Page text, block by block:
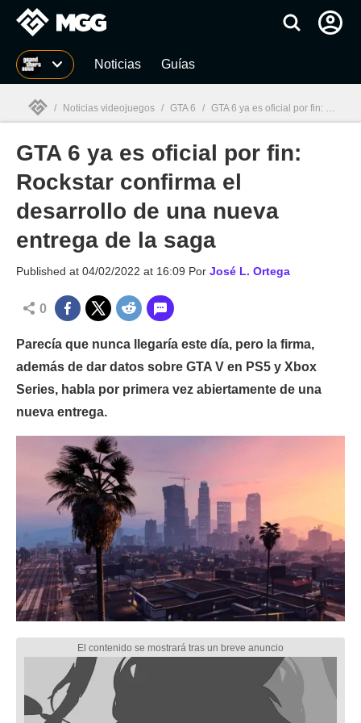
MGG Noticias Guías
MGG
/ Noticias videojuegos / GTA 6 / GTA 6 ya es oficial por fin: Rockstar confirma el desarrollo de una nueva entrega de la saga
GTA 6 ya es oficial por fin:
Rockstar confirma el
desarrollo de una nueva
entrega de la saga
Published at 04/02/2022 at 16:09 Por José L. Ortega
0
Parecía que nunca llegaría este día, pero la firma,
además de dar datos sobre GTA V en PS5 y Xbox
Series, habla por primera vez abiertamente de una
nueva entrega.